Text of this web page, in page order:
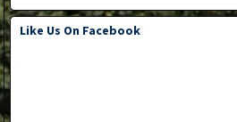
Like Us On Facebook